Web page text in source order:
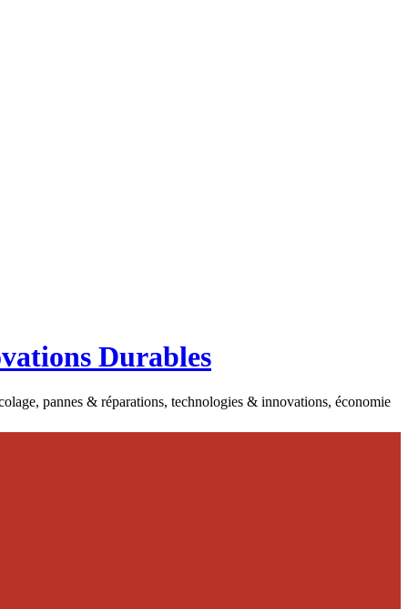
Durables
pannes & réparations, technologies & innovations, économie